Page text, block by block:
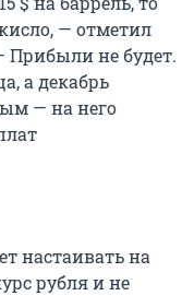
— отметил
Прибыли не будет.
а декабрь
— на него
настаивать на
рубля и не